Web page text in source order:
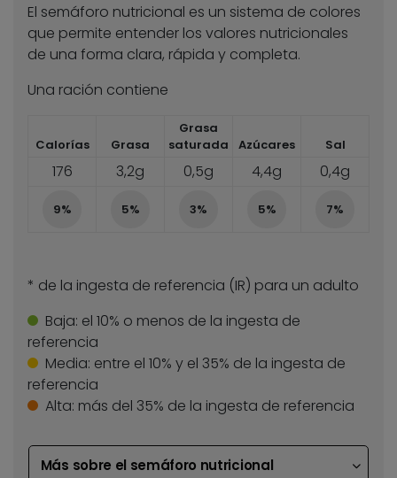
El semáforo nutricional es un sistema de colores
que permite entender los valores nutricionales
de una forma clara, rápida y completa.
Una ración contiene
Calorías Grasa
Grasa
saturada
Azúcares Sal
176 3,2g 0,5g 4,4g 0,4g
9% 5% 3% 5% 7%
* de la ingesta de referencia (IR) para un adulto
Baja: el 10% o menos de la ingesta de
referencia
Media: entre el 10% y el 35% de la ingesta de
referencia
Alta: más del 35% de la ingesta de referencia
Más sobre el semáforo nutricional